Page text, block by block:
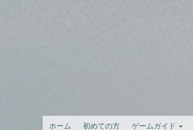
ホーム 初めての方 ゲームガイド